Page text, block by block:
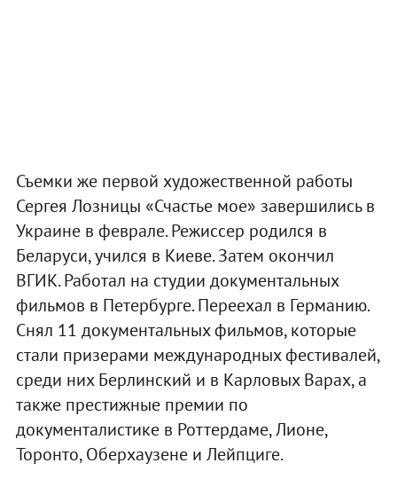
Съемки же первой художественной работы
Сергея Лозницы «Счастье мое» завершились в
Украине в феврале. Режиссер родился в
Беларуси, учился в Киеве. Затем окончил
ВГИК. Работал на студии документальных
фильмов в Петербурге. Переехал в Германию.
Снял 11 документальных фильмов, которые
стали призерами международных фестивалей,
среди них Берлинский и в Карловых Варах, а
также престижные премии по
документалистике в Роттердаме, Лионе,
Торонто, Оберхаузене и Лейпциге.